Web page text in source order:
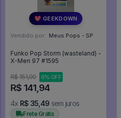
💖 GEEKDOWN
Vendido por: Meus Pops - SP
Funko Pop Storm (wasteland) -
X-Men 97 #1595
R$ 151,00 6% OFF
R$ 141,94
4x R$ 35,49 sem juros
Frete Grátis